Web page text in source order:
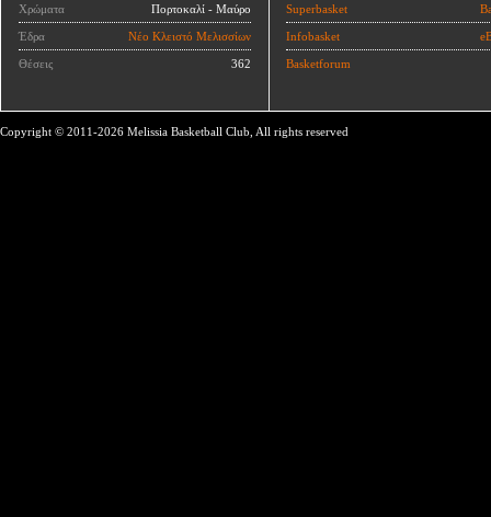
Χρώματα Πορτοκαλί - Μαύρο
Έδρα Νέο Κλειστό Μελισσίων
Θέσεις 362
Superbasket
Infobasket
Basketforum
Copyright © 2011-2026 Melissia Basketball Club, All rights reserved